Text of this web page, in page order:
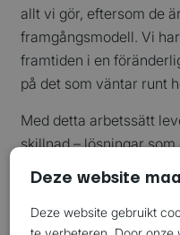
allt vi gör, eftersom de
framgångsmodell. Vi
framtiden i en
på det som väntar runt
Med detta arbetssätt
skillnad – lösningar
inte bara för idag utan
Deze website
Deze website gebruikt
te verbeteren. Door onze